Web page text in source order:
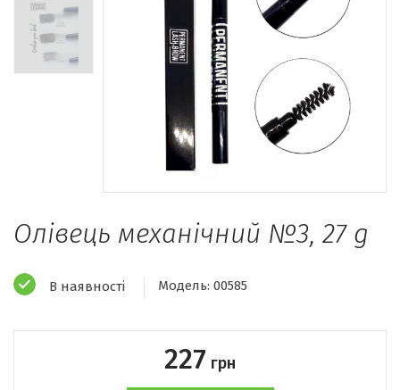
Олівець механічний №3, 27 g
В наявності Модель: 00585
227 грн